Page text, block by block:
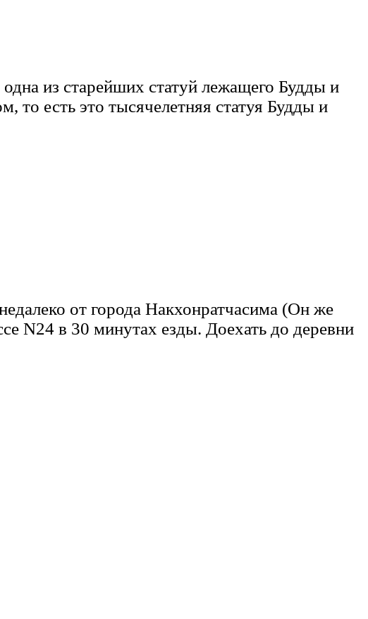
из старейших статуй лежащего Будды и
то есть это тысячелетняя статуя Будды и
от города Накхонратчасима (Он же
N24 в 30 минутах езды. Доехать до деревни